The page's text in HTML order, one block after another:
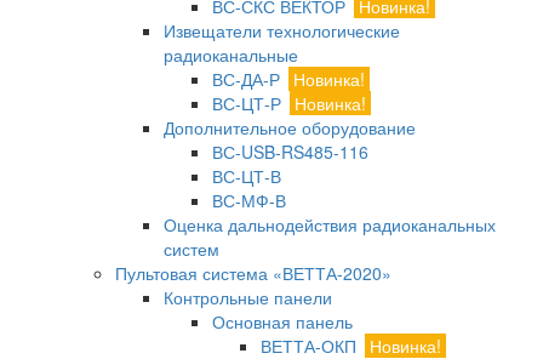
ВС-СКС ВЕКТОР Новинка!
Извещатели технологические
радиоканальные
ВС-ДА-Р Новинка!
ВС-ЦТ-Р Новинка!
Дополнительное оборудование
ВС-USB-RS485-116
ВС-ЦТ-В
ВС-МФ-В
Оценка дальнодействия радиоканальных
систем
Пультовая система «ВЕТТА-2020»
Контрольные панели
Основная панель
ВЕТТА-ОКП
Новинка!